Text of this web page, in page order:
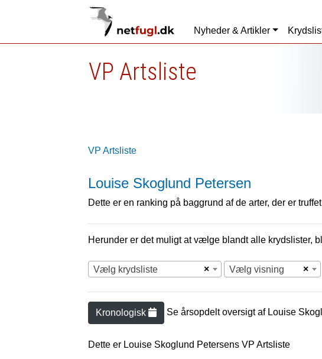
Nyheder & Artikler
VP Artsliste
VP Artsliste
Louise Skoglund Petersen
Dette er en ranking på baggrund af de arter, der er
Herunder er det muligt at vælge blandt alle krydslister,
×
Vælg krydsliste ×
Vælg visning
Kronologisk Se årsopdelt oversigt af Louise
Dette er Louise Skoglund Petersens VP Artsliste